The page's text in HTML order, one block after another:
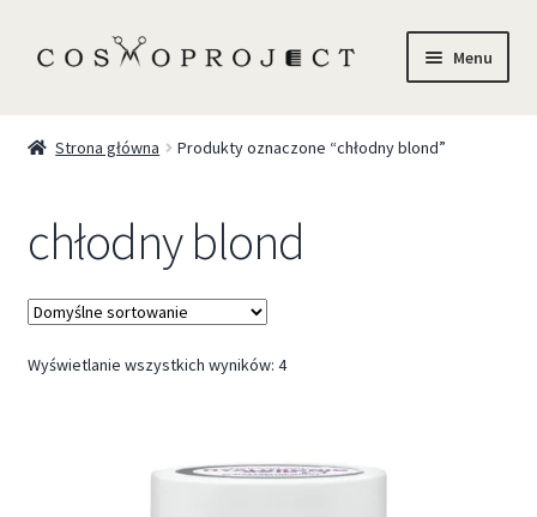
Menu
Trychologia
O Nas
Szkolenia
Strona główna Produkty oznaczone “chłodny blond”
chłodny blond
Wyświetlanie wszystkich wyników: 4